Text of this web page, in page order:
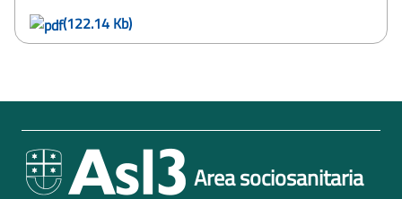
(122.14 Kb)
Area sociosanitaria